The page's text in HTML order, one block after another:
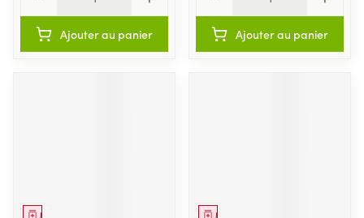
Ajouter au panier Ajouter au panier
Médicament Médicament